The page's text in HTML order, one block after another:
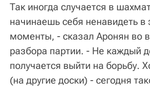
Так иногда случается в
начинаешь себя ненавидеть в
моменты, - сказал Аронян во
разбора партии. - Не каждый
получается выйти на борьбу.
(на другие доски) - сегодня